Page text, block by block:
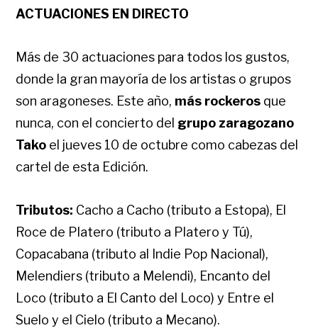
ACTUACIONES EN DIRECTO
Más de 30 actuaciones para todos los gustos,
donde la gran mayoría de los artistas o grupos
son aragoneses. Este año, más rockeros que
nunca, con el concierto del grupo zaragozano
Tako el jueves 10 de octubre como cabezas del
cartel de esta Edición.
Tributos: Cacho a Cacho (tributo a Estopa), El
Roce de Platero (tributo a Platero y Tú),
Copacabana (tributo al Indie Pop Nacional),
Melendiers (tributo a Melendi), Encanto del
Loco (tributo a El Canto del Loco) y Entre el
Suelo y el Cielo (tributo a Mecano).